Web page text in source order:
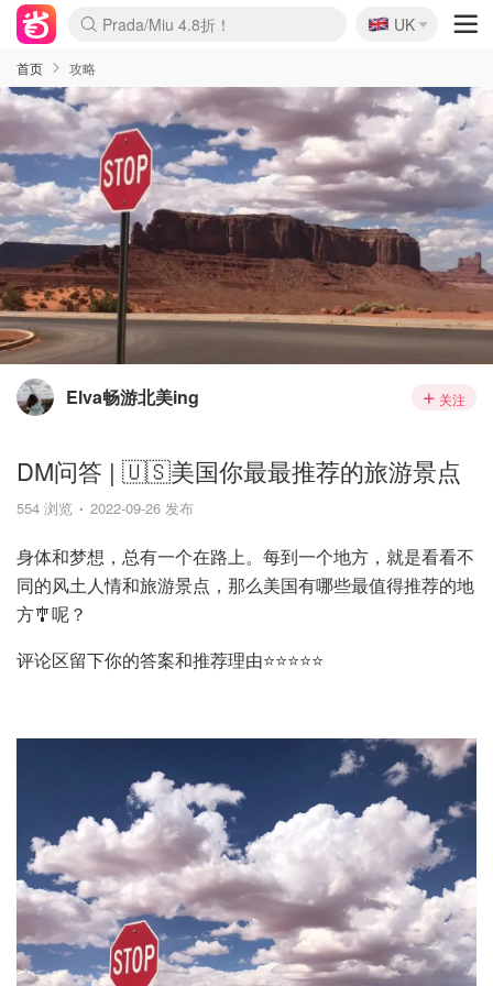
Prada/Miu 4.8折！
🇬🇧
UK
首页 攻略
Elva畅游北美ing 关注
DM问答 | 🇺🇸美国你最最推荐的旅游景点
554 浏览 2022-09-26 发布
身体和梦想，总有一个在路上。每到一个地方，就是看看不
同的风土人情和旅游景点，那么美国有哪些最值得推荐的地
方🎐呢？
评论区留下你的答案和推荐理由⭐⭐⭐⭐⭐